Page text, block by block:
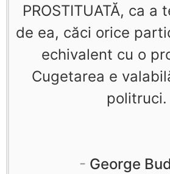
PROSTITUATĂ, ca a
de ea, căci orice
echivalent cu o
Cugetarea e
politruci.
George